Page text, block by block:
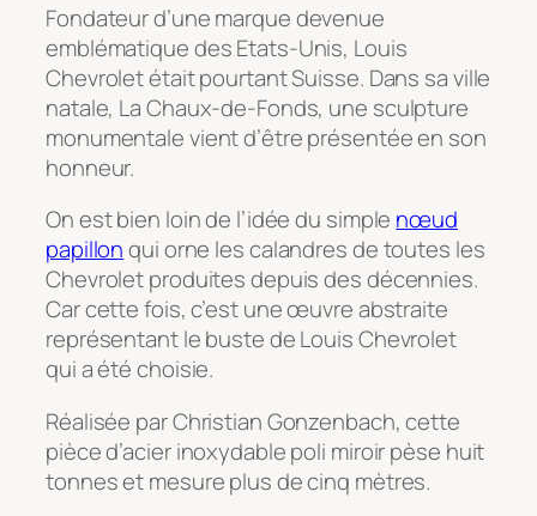
Fondateur d’une marque devenue
emblématique des Etats-Unis, Louis
Chevrolet était pourtant Suisse. Dans sa ville
natale, La Chaux-de-Fonds, une sculpture
monumentale vient d’être présentée en son
honneur.
On est bien loin de l’idée du simple nœud
papillonqui orne les calandres de toutes les
Chevrolet produites depuis des décennies.
Car cette fois, c’est une œuvre abstraite
représentant le buste de Louis Chevrolet
qui a été choisie.
Réalisée par Christian Gonzenbach, cette
pièce d’acier inoxydable poli miroir pèse huit
tonnes et mesure plus de cinq mètres.